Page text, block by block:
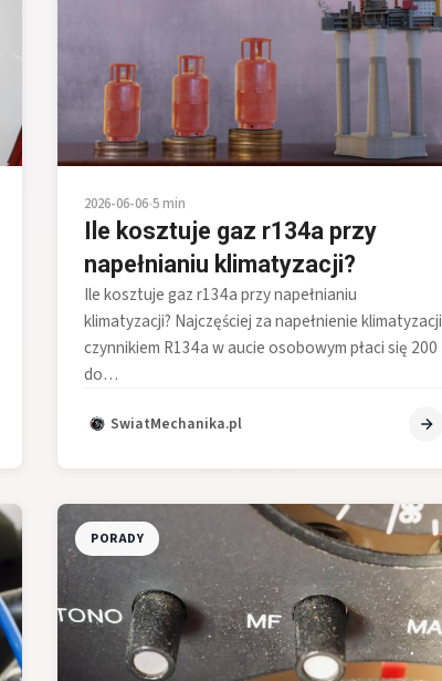
2026-06-06•5 min
Ile kosztuje gaz r134a przy
napełnianiu klimatyzacji?
Ile kosztuje gaz r134a przy napełnianiu
klimatyzacji? Najczęściej za napełnienie klimatyzacji
czynnikiem R134a w aucie osobowym płaci się 200
do…
SwiatMechanika.pl
PORADY